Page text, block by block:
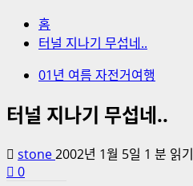
홈
터널 지나기 무섭네..
01년 여름 자전거여행
터널 지나기 무섭네..
stone2002년 1월 5일 1 분 읽기
0